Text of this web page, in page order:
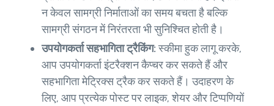
न केवल सामग्री निर्माताओं का समय बचता है बल्कि
सामग्री संगठन में निरंतरता भी सुनिश्चित होती है।
उपयोगकर्ता सहभागिता ट्रैकिंग:स्कीमा हुक लागू करके,
आप उपयोगकर्ता इंटरैक्शन कैप्चर कर सकते हैं और
सहभागिता मेट्रिक्स ट्रैक कर सकते हैं। उदाहरण के
लिए, आप प्रत्येक पोस्ट पर लाइक, शेयर और टिप्पणियों